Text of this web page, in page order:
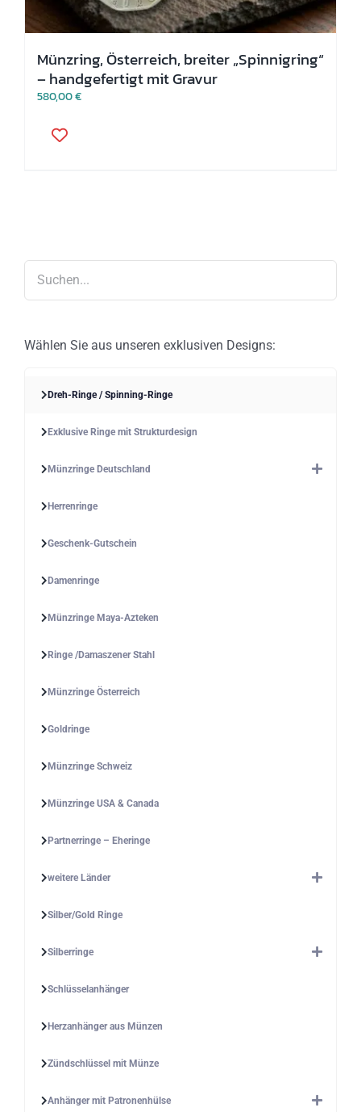
Münzring, Österreich, breiter „Spinnigring“
– handgefertigt mit Gravur
580,00€
Produkt
Produktseite
gewählt
Wählen Sie aus unseren exklusiven Designs:
Dreh-Ringe / Spinning-Ringe
Exklusive Ringe mit Strukturdesign
Münzringe Deutschland
Herrenringe
Geschenk-Gutschein
Damenringe
Münzringe Maya-Azteken
Ringe /Damaszener Stahl
Münzringe Österreich
Goldringe
Münzringe Schweiz
Münzringe USA & Canada
Partnerringe – Eheringe
weitere Länder
Silber/Gold Ringe
Silberringe
Schlüsselanhänger
Herzanhänger aus Münzen
Zündschlüssel mit Münze
Anhänger mit Patronenhülse